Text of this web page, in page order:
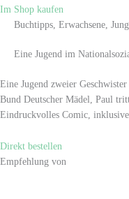
Im Shop kaufen
Buchtipps, Erwachsene,
Eine Jugend im
Eine Jugend zweier
Bund Deutscher Mädel, Paul
Eindruckvolles Comic, inklusive
Direkt bestellen
Empfehlung von